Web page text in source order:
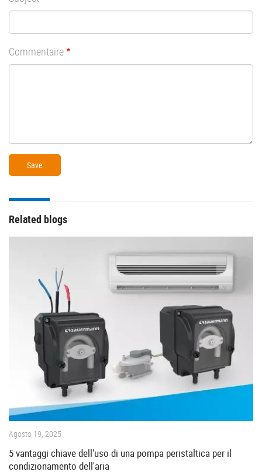
Commentaire
Related blogs
Agosto 19, 2025
5 vantaggi chiave dell'uso di una pompa peristaltica per il
condizionamento dell'aria